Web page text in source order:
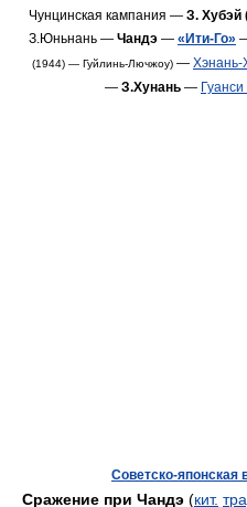
Чунцинская кампания — З. Хубэй
З.Юньнань — Чандэ — «Ити-Го»
(1944) — Гуйлинь-Лючжоу) — Хэнань-
— З.Хунань —
Советско-японская
Сражение при Чандэ (кит.